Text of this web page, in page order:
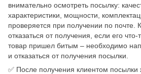
внимательно осмотреть посылку:
характеристики, мощности,
проверяется при получении по почте.
отказаться от получения, если его что-
товар пришел битым – необходимо
и отказаться от получения посылки.
✅ После получения клиентом